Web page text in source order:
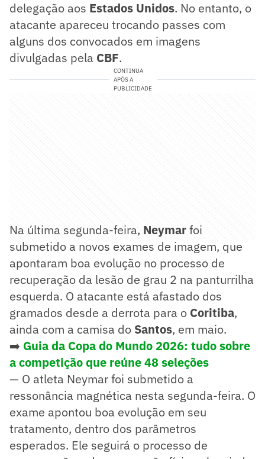
delegação aos Estados Unidos. No entanto, o
atacante apareceu trocando passes com
alguns dos convocados em imagens
divulgadas pela CBF.
CONTINUA
APÓS A
PUBLICIDADE
Na última segunda-feira, Neymarfoi
submetido a novos exames de imagem, que
apontaram boa evolução no processo de
recuperação da lesão de grau 2 na panturrilha
esquerda. O atacante está afastado dos
gramados desde a derrota para o Coritiba,
ainda com a camisa do Santos, em maio.
➡️ Guia da Copa do Mundo 2026: tudo sobre
a competição que reúne 48 seleções
— O atleta Neymar foi submetido a
ressonância magnética nesta segunda-feira. O
exame apontou boa evolução em seu
tratamento, dentro dos parâmetros
esperados. Ele seguirá o processo de